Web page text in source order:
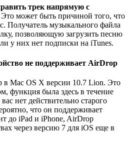
трек напрямую с
Это может быть причиной того, что
Получатель музыкального файла
позволяющую загрузить песню
у них нет подписки на iTunes.
не поддерживает AirDrop
в Mac OS X версии 10.7 Lion. Это
функция была здесь в течение
нет действительно старого
что он поддерживает
до iPad и iPhone, AirDrop
через версию 7 для iOS еще в